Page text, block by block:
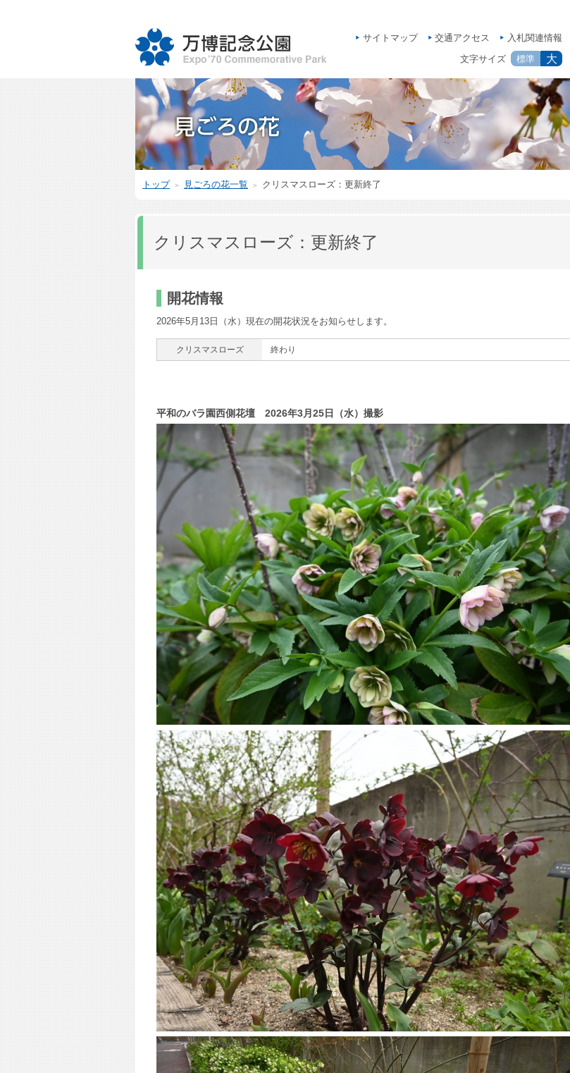
サイトマップ 交通アクセス
入札関連情報
文字サイズ
標準 大
トップ ＞ 見ごろの花一覧 ＞ クリスマスローズ：更新終了
クリスマスローズ：更新終了
開花情報
2026年5月13日（水）現在の開花状況をお知らせします。
クリスマスローズ 終わり
平和のバラ園西側花壇 2026年3月25日（水）撮影